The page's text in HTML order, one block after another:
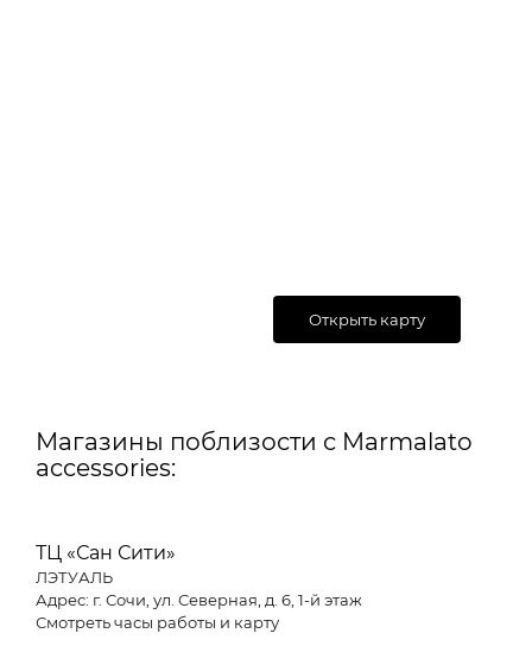
Открыть карту
Магазины поблизости с Marmalato
accessories:
ТЦ «Сан Сити»
ЛЭТУАЛЬ
Адрес: г. Сочи, ул. Северная, д. 6, 1-й этаж
Смотреть часы работы и карту